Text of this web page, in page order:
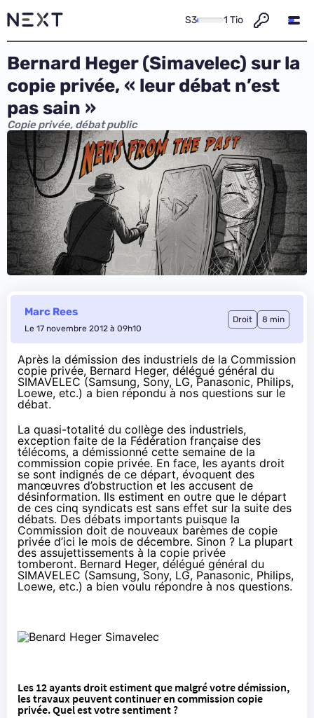
S3 1 Tio
Bernard Heger (Simavelec) sur la
copie privée, « leur débat n’est
pas sain »
Copie privée, débat public
Marc Rees
Le 17 novembre 2012 à 09h10
Droit 8 min
Après la démission des industriels de la Commission
copie privée, Bernard Heger, délégué général du
SIMAVELEC (Samsung, Sony, LG, Panasonic, Philips,
Loewe, etc.) a bien répondu à nos questions sur le
débat.
La quasi-totalité du collège des industriels,
exception faite de la Fédération française des
télécoms, a démissionné cette semaine de la
commission copie privée. En face, les ayants droit
se sont indignés de ce départ, évoquent des
manœuvres d’obstructionet les accusent de
désinformation. Ils estiment en outre que le départ
de ces cinq syndicats est sans effet sur la suite des
débats. Des débats importants puisque la
Commission doit de nouveaux barèmes de copie
privée d’ici le mois de décembre. Sinon ? La plupart
des assujettissements à la copie privée
tomberont. Bernard Heger, délégué général du
SIMAVELEC (Samsung, Sony, LG, Panasonic, Philips,
Loewe, etc.) a bien voulu répondre à nos questions.
Les 12 ayants droit estiment que malgré votre démission,
les travaux peuvent continuer en commission copie
privée. Quel est votre sentiment ?